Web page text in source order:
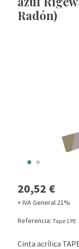
Radón)
20,52 €
+ IVA General 21%
Referencia: Tape 1 PE
Cinta acrílica